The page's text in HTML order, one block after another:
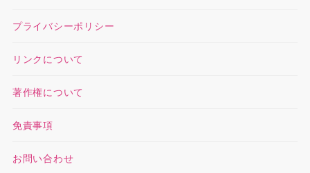
プライバシーポリシー
リンクについて
著作権について
免責事項
お問い合わせ